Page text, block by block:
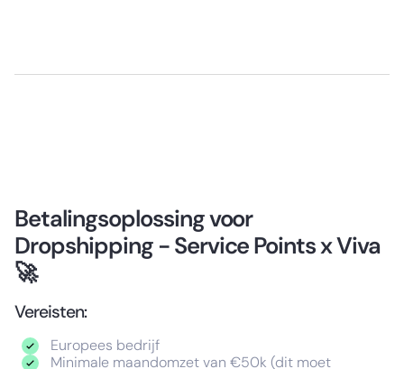
Betalingsoplossing voor
Dropshipping - Service Points x Viva
🚀
Vereisten:
⁠Europees bedrijf
Minimale maandomzet van €50k (dit moet